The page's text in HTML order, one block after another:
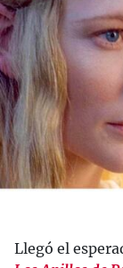
Llegó el